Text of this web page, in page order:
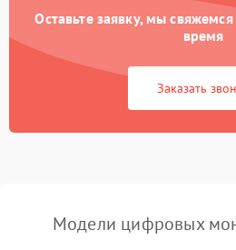
проводов
500 ₽
Неисправность Wi-
Fi/Bluetooth модуля
1500 ₽
изображения
Оставьте заявку, мы
время
Заказать
Модели цифровых